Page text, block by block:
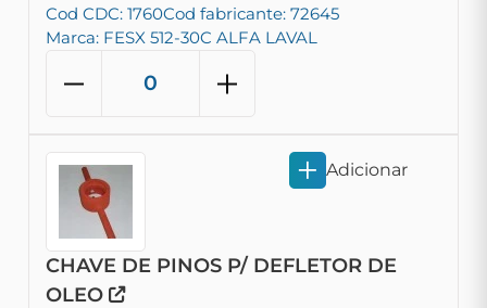
Cod CDC: 1760Cod fabricante: 72645
Marca: FESX 512-30C ALFA LAVAL
CHAVE DE PINOS P/ DEFLETOR DE
OLEO
Adicionar